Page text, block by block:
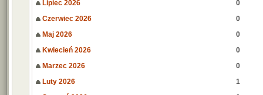
Lipiec 2026
0
Czerwiec 2026
0
Maj 2026
0
Kwiecień 2026
0
Marzec 2026
0
Luty 2026
1